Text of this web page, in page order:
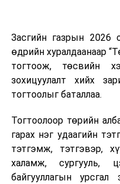
Шинэ хууль Францын
дуудлагын төвүүдэд
Мароккогийн
хувь Францын зах
40–50 мянган ажлын
Засгийн газрын
өдрийн хуралдаанаар
тогтоож, төсвийн
зохицуулалт хийх
тогтоолыг баталлаа.
Тогтоолоор төрийн
гарах нэг удаагийн
тэтгэмж, тэтгэвэр,
халамж, сургууль,
байгууллагын урсгал